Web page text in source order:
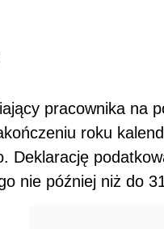
pracownika na
roku
Deklarację
nie później niż do